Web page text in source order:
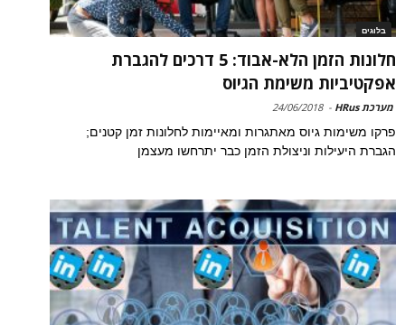
בלוגים
חלונות הזמן הלא-אבוד: 5 דרכים להגברת
אפקטיביות משימת הגיוס
מערכת HRus -
24/06/2018
פרקו משימות גיוס מאתגרות ומאיימות לחלונות זמן קטנים;
הגברת היעילות וניצולת הזמן כבר יתרחשו מעצמן